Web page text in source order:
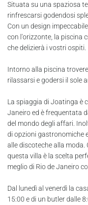
Situata su una spaziosa
rinfrescarsi godendosi
Con un design
con l'orizzonte, la piscina
che delizierà i vostri ospiti.
Intorno alla piscina
rilassarsi e godersi il sole
La spiaggia di Joatinga è
Janeiro ed è frequentata
del mondo degli affari.
di opzioni gastronomiche
alle discoteche alla moda.
questa villa è la scelta
meglio di Rio de Janeiro
Dal lunedì al venerdì la
15:00 e di un butler dalle